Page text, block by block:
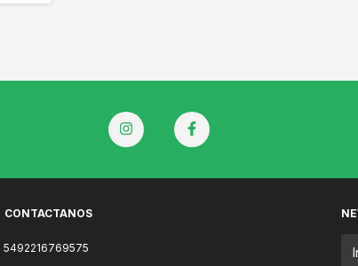
CONTACTANOS
5492216769575